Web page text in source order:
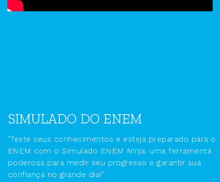
SIMULADO DO ENEM
"Teste seus conhecimentos e esteja preparado para o
ENEM com o Simulado ENEM Ninja: uma ferramenta
poderosa para medir seu progresso e garantir sua
confiança no grande dia!"